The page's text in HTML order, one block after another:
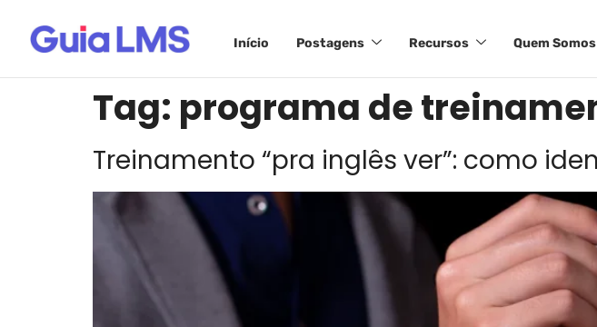
Início Postagens Recursos Quem Somos
Tag: programa de
Treinamento “pra inglês ver”: como